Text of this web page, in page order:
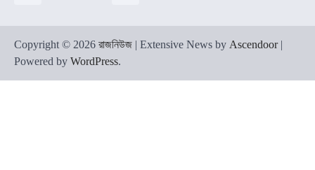
Copyright © 2026 রাজনিউজ | Extensive News by Ascendoor|
Powered by WordPress.